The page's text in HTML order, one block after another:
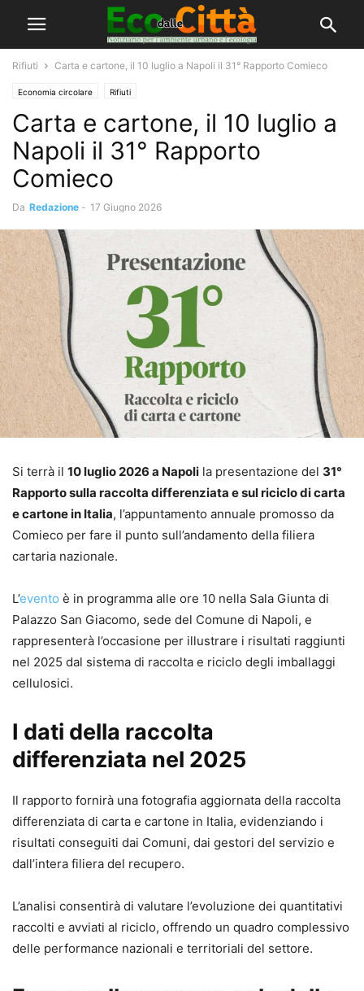
Rifiuti Carta e cartone, il 10 luglio a Napoli il 31° Rapporto Comieco
Economia circolare Rifiuti
Carta e cartone, il 10 luglio a
Napoli il 31° Rapporto
Comieco
Da Redazione - 17 Giugno 2026
Si terrà il 10 luglio 2026 a Napoli la presentazione del 31°
Rapporto sulla raccolta differenziata e sul riciclo di carta
e cartone in Italia, l’appuntamento annuale promosso da
Comieco per fare il punto sull’andamento della filiera
cartaria nazionale.
L’evento è in programma alle ore 10 nella Sala Giunta di
Palazzo San Giacomo, sede del Comune di Napoli, e
rappresenterà l’occasione per illustrare i risultati raggiunti
nel 2025 dal sistema di raccolta e riciclo degli imballaggi
cellulosici.
I dati della raccolta
differenziata nel 2025
Il rapporto fornirà una fotografia aggiornata della raccolta
differenziata di carta e cartone in Italia, evidenziando i
risultati conseguiti dai Comuni, dai gestori del servizio e
dall’intera filiera del recupero.
L’analisi consentirà di valutare l’evoluzione dei quantitativi
raccolti e avviati al riciclo, offrendo un quadro complessivo
delle performance nazionali e territoriali del settore.